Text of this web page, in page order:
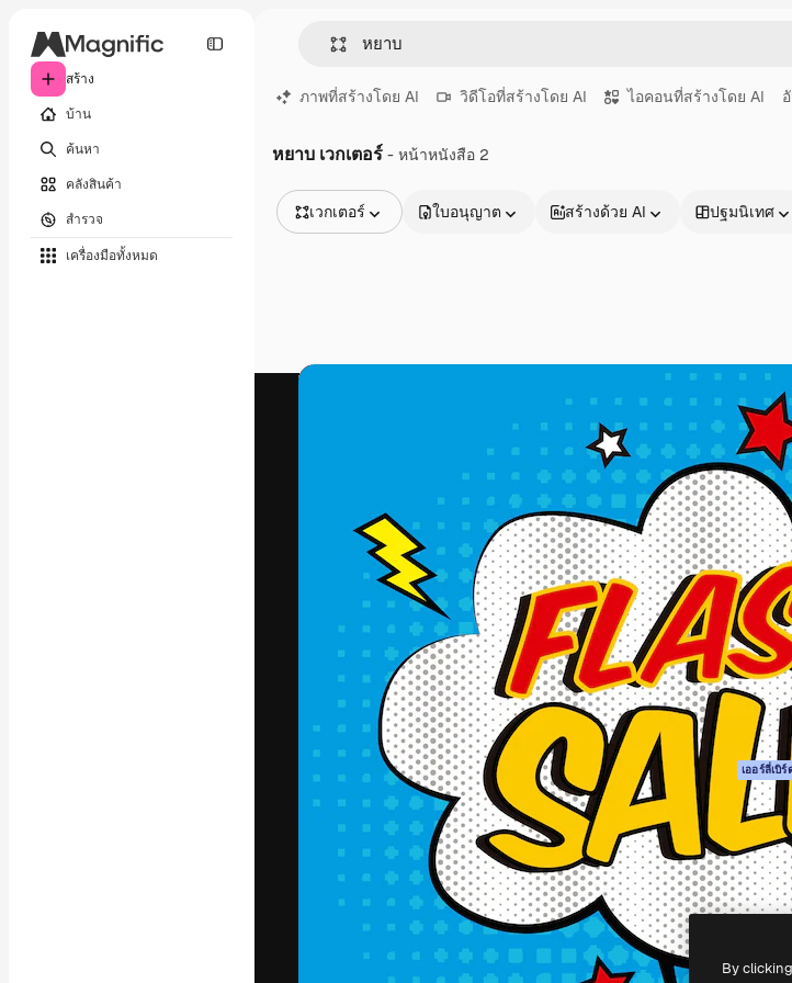
สร้าง
บ้าน
ค้นหา
คลังสินค้า
สำรวจ
เครื่องมือทั้งหมด
ภาพที่สร้างโดย AI วิดีโอที่สร้างโดย AI ไอคอนที่สร้างโดย AI
หยาบ เวกเตอร์ - หน้าหนังสือ 2
เวกเตอร์
วิดีโอ
ใบอนุญาต สร้างด้วย AI ปฐมนิเทศ
แพลตฟอร์มสร้างสรรค์เพื่อผลักดันผลงานที่ดี
ที่สุดของคุณ ผู้ใช้งานกว่า 1 ล้านราย
ครอบคลุมทั้งครีเอทีฟ, บริษัท, เอเจนซี และสตูดิ
โอ
ภาษาไทย
ผลิตภัณฑ์
Spaces
ผู้ช่วย AI
เครื่องมือสร้าง
รูปภาพด้วย AI
เครื่องมือสร้าง
ด้วย AI
เครื่องกำเนิดเ
สต็อกเนื้อหา
MCP สำหรับ
Claude/
Agents เออร์ลี่เบิร์
เอพีไอ
แอปมือถือ
เครื่องมือ
ทั้งหมด
Copyright © 2010-2026Freepik Company S.L.U.สงวนลิขสิทธิ์
By